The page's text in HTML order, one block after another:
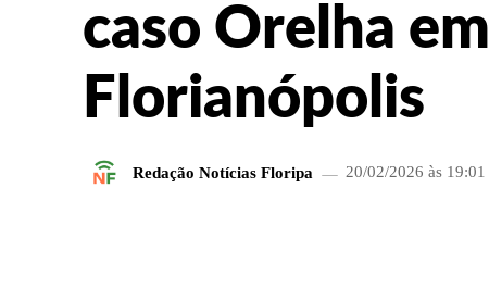
caso Orelha em
Florianópolis
Redação Notícias Floripa 20/02/2026 às 19:01